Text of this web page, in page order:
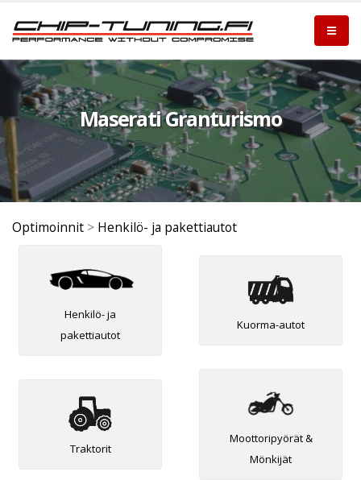
Maserati Granturismo
Optimoinnit > Henkilö- ja pakettiautot
Henkilö- ja
pakettiautot
Kuorma-autot
Traktorit
Moottoripyörät &
Mönkijät